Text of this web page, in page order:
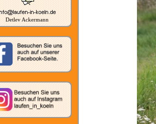
Detlev Ackermann